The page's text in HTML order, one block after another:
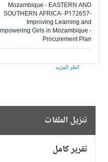
Mozambique - EASTERN AND
SOUTHERN AFRICA- P172657-
Improving Learning and
Empowering Girls in Mozambique -
Procurement Plan
انظر المزيد
تنزيل الملفات
تقرير كامل